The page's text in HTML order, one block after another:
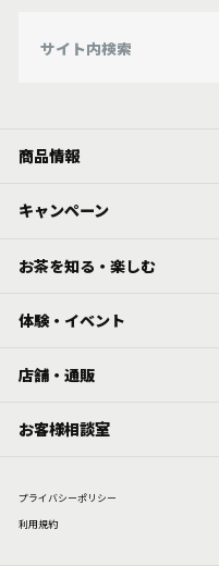
商品情報
キャンペーン
お茶を知る・楽しむ
体験・イベント
店舗・通販
お客様相談室
プライバシーポリシー
利⽤規約